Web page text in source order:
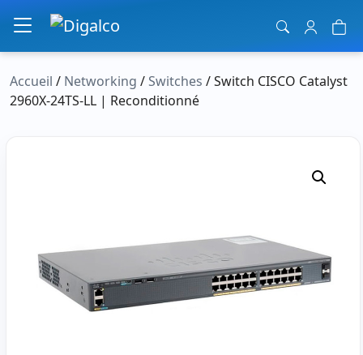
Navigation principale
Accueil / Networking /Switches / Switch CISCO Catalyst
2960X-24TS-LL | Reconditionné